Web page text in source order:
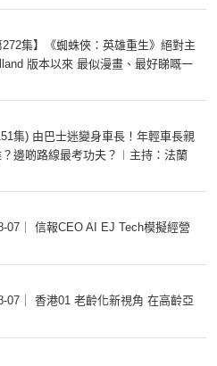
272集】《蜘蛛俠：英雄重生》絕對主
版本以來 最似漫畫、最好睇嘅一
集) 由巴士迷變身車長！年輕車長親
邊啲路線最考功夫？︱主持：法蘭
07｜ 信報CEO AI EJ Tech模擬經營
07｜ 香港01 老齡化新視角 在高齡亞